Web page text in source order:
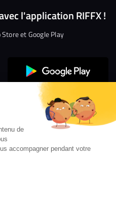
de
accompagner pendant votre
l'application RIFFX !
et Google Play
Gestion des cookies
Mentions légales
révé